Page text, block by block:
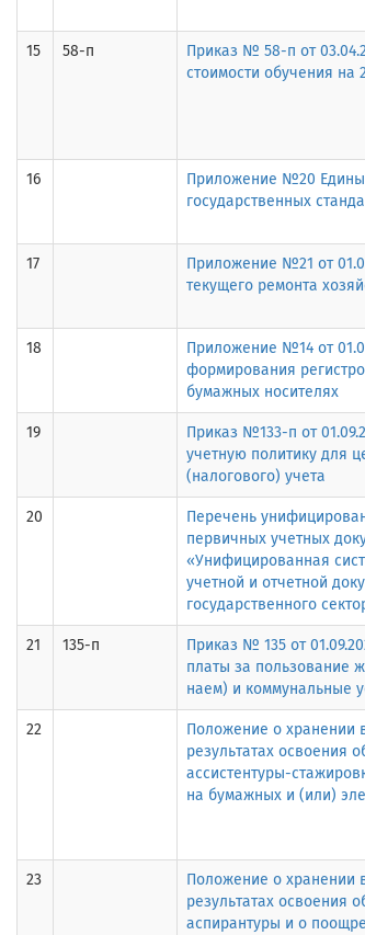
15 58-п
Приказ № 58-п от
стоимости обучения на
16
Приложение №20
государственных
17
Приложение №21 от
текущего ремонта
18
Приложение №14 от
формирования
бумажных носителях
19
Приказ №133-п от
учетную политику для
(налогового) учета
20
Перечень
первичных учетных
«Унифицированная
учетной и отчетной
государственного
21 135-п
Приказ № 135 от
платы за пользование
наем) и коммунальные
22
Положение о хранении
результатах освоения
ассистентуры-
на бумажных и (или)
23
Положение о хранении
результатах освоения
аспирантуры и о